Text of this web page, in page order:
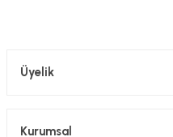
Üyelik
Kurumsal